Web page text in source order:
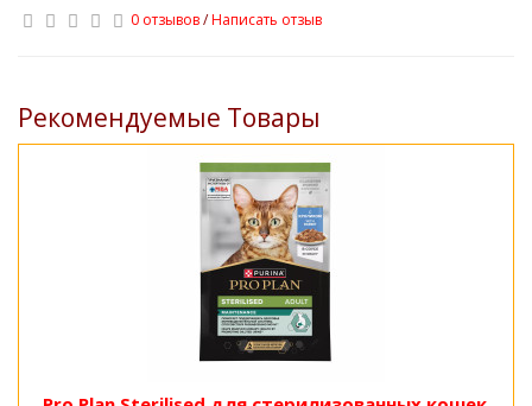
0 отзывов/Написать отзыв
Рекомендуемые Товары